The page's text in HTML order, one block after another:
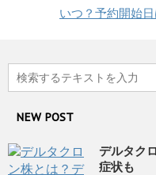
いつ？予約開始日
NEW POST
デルタク
症状も